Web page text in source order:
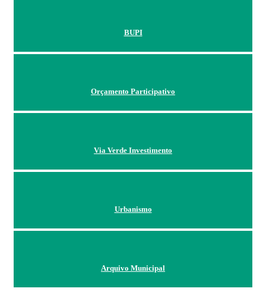
BUPI
Orçamento Participativo
Via Verde Investimento
Urbanismo
Arquivo Municipal